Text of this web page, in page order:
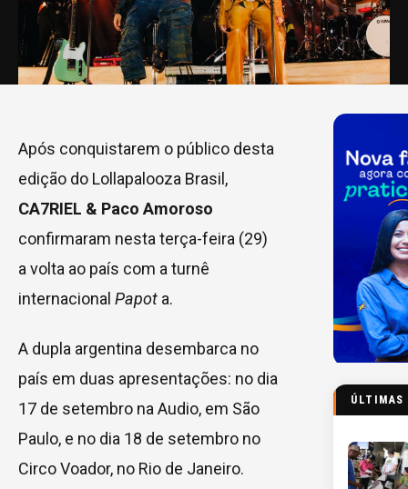
Após conquistarem o público desta
edição do Lollapalooza Brasil,
CA7RIEL & Paco Amoroso
confirmaram nesta terça-feira (29)
a volta ao país com a turnê
internacional Papot a.
A dupla argentina desembarca no
país em duas apresentações: no dia
17 de setembro na Audio, em São
Paulo, e no dia 18 de setembro no
Circo Voador, no Rio de Janeiro.